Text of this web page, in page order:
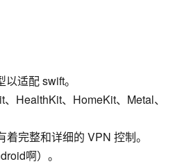
适配 swift。
HealthKit、HomeKit、Metal、
完整和详细的 VPN 控制。
啊）。